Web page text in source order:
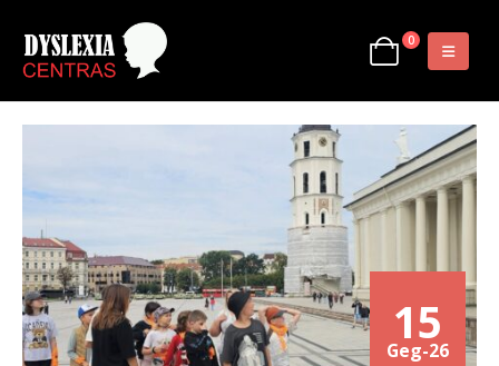
0
15
Geg-26